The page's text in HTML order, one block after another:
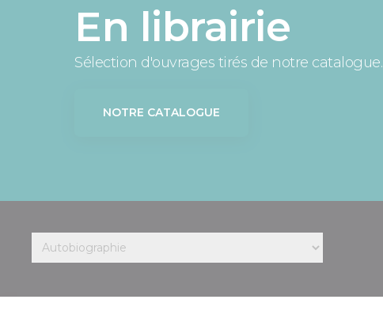
En librairie
Sélection d'ouvrages tirés de notre catalogue.
NOTRE CATALOGUE